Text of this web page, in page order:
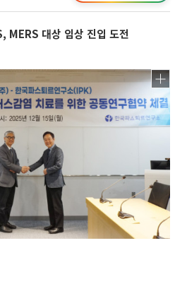
MERS 대상 임상 진입 도전